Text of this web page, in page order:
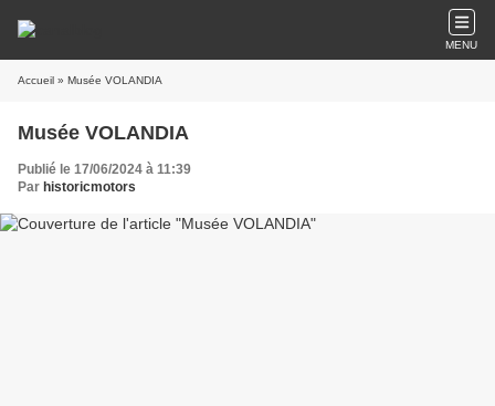
MENU
Accueil » Musée VOLANDIA
Musée VOLANDIA
Publié le 17/06/2024 à 11:39
Par historicmotors